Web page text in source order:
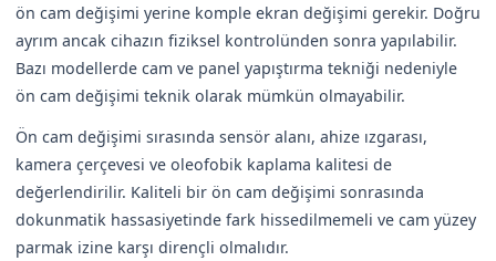
ön cam değişimi yerine komple ekran değişimi gerekir. Doğru
ayrım ancak cihazın fiziksel kontrolünden sonra yapılabilir.
Bazı modellerde cam ve panel yapıştırma tekniği nedeniyle
ön cam değişimi teknik olarak mümkün olmayabilir.
Ön cam değişimi sırasında sensör alanı, ahize ızgarası,
kamera çerçevesi ve oleofobik kaplama kalitesi de
değerlendirilir. Kaliteli bir ön cam değişimi sonrasında
dokunmatik hassasiyetinde fark hissedilmemeli ve cam yüzey
parmak izine karşı dirençli olmalıdır.